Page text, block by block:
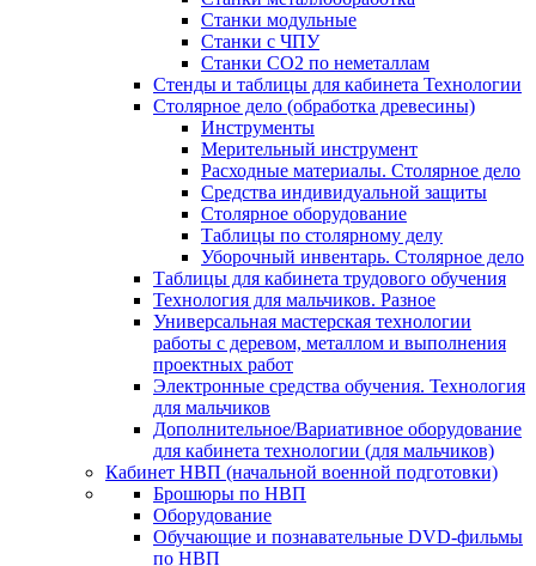
Станки модульные
Станки с ЧПУ
Станки СО2 по неметаллам
Стенды и таблицы для кабинета Технологии
Столярное дело (обработка древесины)
Инструменты
Мерительный инструмент
Расходные материалы. Столярное дело
Средства индивидуальной защиты
Столярное оборудование
Таблицы по столярному делу
Уборочный инвентарь. Столярное дело
Таблицы для кабинета трудового обучения
Технология для мальчиков. Разное
Универсальная мастерская технологии
работы с деревом, металлом и выполнения
проектных работ
Электронные средства обучения. Технология
для мальчиков
Дополнительное/Вариативное оборудование
для кабинета технологии (для мальчиков)
Кабинет НВП (начальной военной подготовки)
Брошюры по НВП
Оборудование
Обучающие и познавательные DVD-фильмы
по НВП